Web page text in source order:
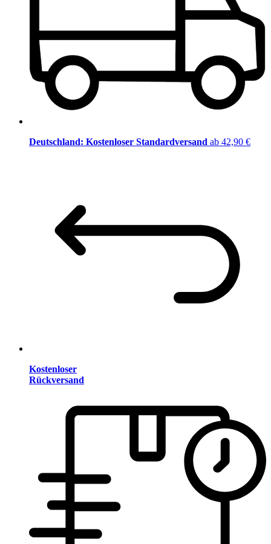
Deutschland: Kostenloser Standardversand ab 42,90 €
Kostenloser
Rückversand